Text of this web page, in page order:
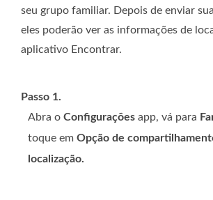
seu grupo familiar. Depois de enviar
eles poderão ver as informações de
aplicativo Encontrar.
Passo 1.
Abra o Configurações app, vá para
toque em Opção de
localização.